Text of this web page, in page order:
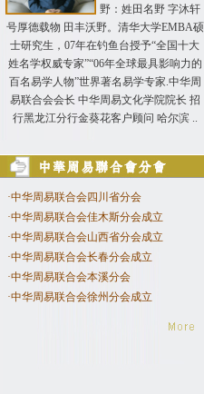
野：姓田名野 字沐轩
号厚德载物 田丰沃野。清华大学EMBA硕
士研究生，07年在钓鱼台授予“全国十大
姓名学权威专家”“06年全球最具影响力的
百名易学人物”世界著名易学专家.中华周
易联合会会长 中华周易文化学院院长 招
行黑龙江分行金葵花客户顾问 哈尔滨 ..
·中华周易联合会四川省分会
·中华周易联合会佳木斯分会成立
·中华周易联合会山西省分会成立
·中华周易联合会长春分会成立
·中华周易联合会本溪分会
·中华周易联合会徐州分会成立